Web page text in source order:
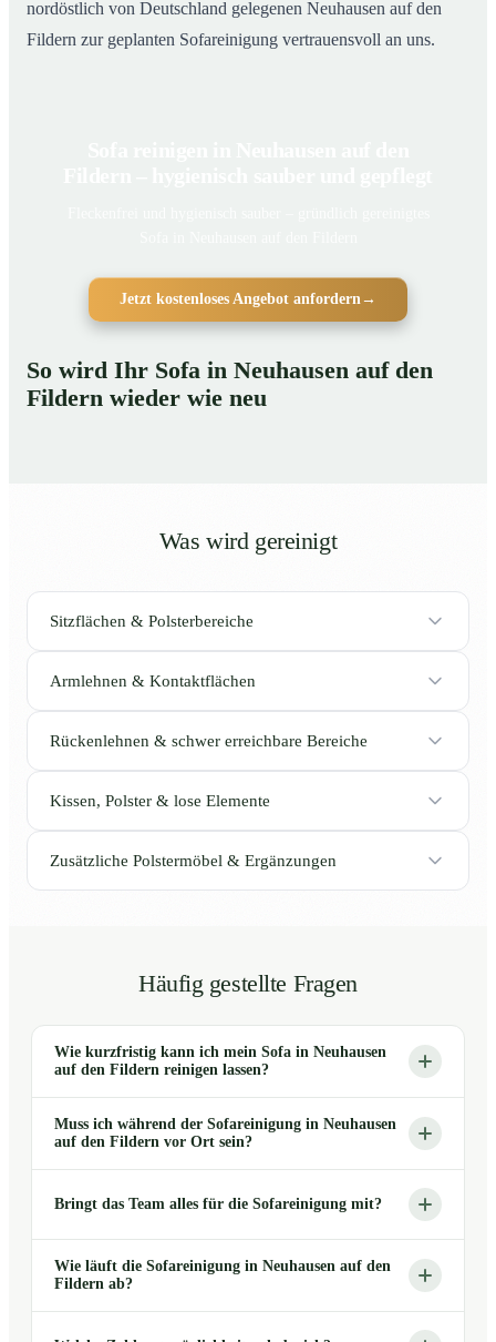
nordöstlich von Deutschland gelegenen Neuhausen auf den
Fildern zur geplanten Sofareinigung vertrauensvoll an uns.
Jetzt kostenloses Angebot anfordern→
So wird Ihr Sofa in Neuhausen auf den
Fildern wieder wie neu
Was wird gereinigt
Sitzflächen & Polsterbereiche
Armlehnen & Kontaktflächen
Rückenlehnen & schwer erreichbare Bereiche
Kissen, Polster & lose Elemente
Zusätzliche Polstermöbel & Ergänzungen
Häufig gestellte Fragen
Wie kurzfristig kann ich mein Sofa in Neuhausen
auf den Fildern reinigen lassen?
Muss ich während der Sofareinigung in Neuhausen
auf den Fildern vor Ort sein?
Bringt das Team alles für die Sofareinigung mit?
Wie läuft die Sofareinigung in Neuhausen auf den
Fildern ab?